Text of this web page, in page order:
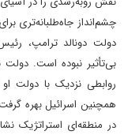
چشم‌انداز جاه‌طلبانه‌تری
دولت دونالد ترامپ،
بی‌تأثیر نبوده است.
روابطی نزدیک با دولت او
همچنین اسرائیل بهره
در منطقه‌ای استراتژیک